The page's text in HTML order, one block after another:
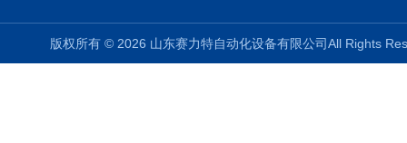
版权所有 © 2026 山东赛力特自动化设备有限公司All Rights